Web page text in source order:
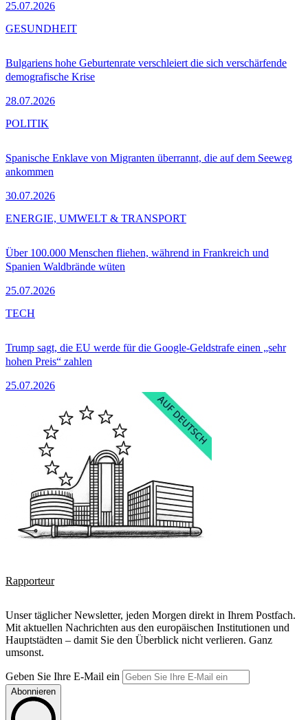
25.07.2026
Bulgariens hohe Geburtenrate verschleiert die sich verschärfende
demografische Krise
28.07.2026
GESUNDHEIT
Spanische Enklave von Migranten überrannt, die auf dem Seeweg
ankommen
30.07.2026
POLITIK
Über 100.000 Menschen fliehen, während in Frankreich und
Spanien Waldbrände wüten
25.07.2026
ENERGIE, UMWELT & TRANSPORT
Trump sagt, die EU werde für die Google-Geldstrafe einen „sehr
hohen Preis“ zahlen
25.07.2026
TECH
Rapporteur
Unser täglicher Newsletter, jeden Morgen direkt in Ihrem Postfach.
Mit aktuellen Nachrichten aus den europäischen Institutionen und
Hauptstädten – damit Sie den Überblick nicht verlieren. Ganz
umsonst.
Geben Sie Ihre E-Mail ein
Abonnieren